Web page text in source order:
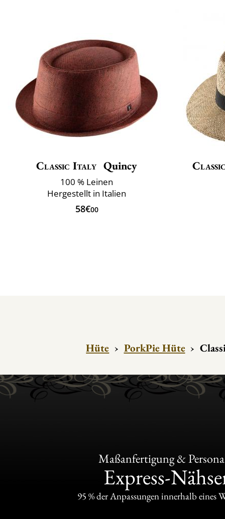
Classic Italy Quincy
100 % Leinen
Hergestellt in Italien
58€00
Hüte › PorkPie Hüte ›
Maßanfertigung &
Express-
95 % der Anpassungen innerhalb eines